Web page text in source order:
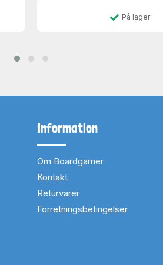
På lager
Information
Om Boardgamer
Kontakt
Returvarer
Forretningsbetingelser